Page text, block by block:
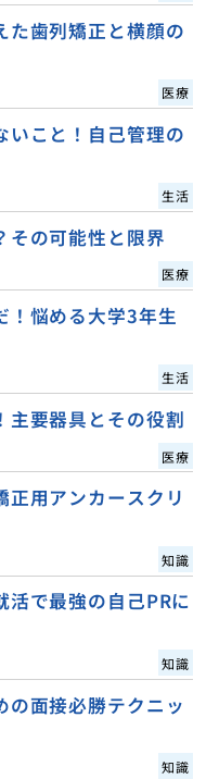
た歯列矯正と横顔の
医療
いこと！自己管理の
生活
その可能性と限界
医療
！悩める大学3年生
生活
主要器具とその役割
医療
正用アンカースクリ
知識
で最強の自己PRに
知識
の面接必勝テクニッ
知識